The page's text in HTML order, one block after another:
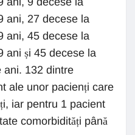
ani, 27 decese la
ani, 45 decese la
ani și 45 decese la
ani. 132 dintre
ale unor pacienți care
iar pentru 1 pacient
comorbidități până